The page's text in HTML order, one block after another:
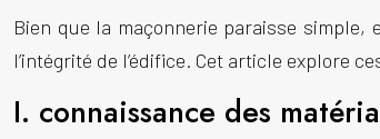
Bien que la maçonnerie paraisse simple,
l’intégrité de l’édifice. Cet article explore
I. connaissance des